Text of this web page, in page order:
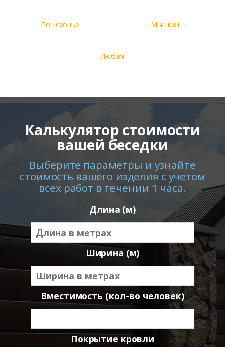
Пошехонье Мышкин
Любим
Калькулятор стоимости
вашей беседки
Выберите параметры и узнайте
стоимость вашего изделия с учетом
всех работ в течении 1 часа.
Длина (м)
Ширина (м)
Вместимость (кол-во человек)
Покрытие кровли